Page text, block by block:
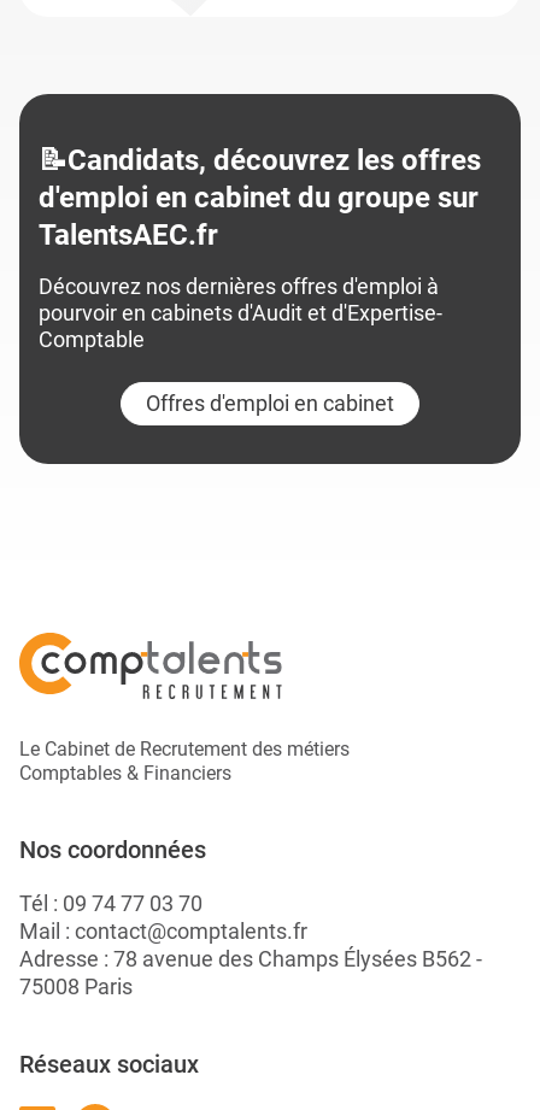
📝Candidats, découvrez les offres
d'emploi en cabinet du groupe sur
TalentsAEC.fr
Découvrez nos dernières offres d'emploi à
pourvoir en cabinets d'Audit et d'Expertise-
Comptable
Offres d'emploi en cabinet
Le Cabinet de Recrutement des métiers
Comptables & Financiers
Nos coordonnées
Tél : 09 74 77 03 70
Mail : contact@comptalents.fr
Adresse : 78 avenue des Champs Élysées B562 -
75008 Paris
Réseaux sociaux